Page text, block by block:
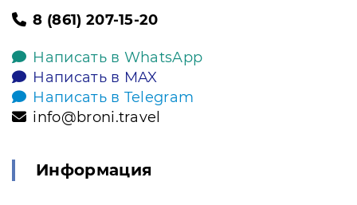
8 (861) 207-15-20
Написать в WhatsApp
Написать в MAX
Написать в Telegram
info@broni.travel
Информация